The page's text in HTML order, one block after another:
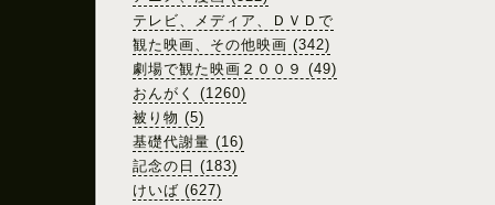
テレビ、メディア、ＤＶＤで
観た映画、その他映画 (342)
劇場で観た映画２００９ (49)
おんがく (1260)
被り物 (5)
基礎代謝量 (16)
記念の日 (183)
けいば (627)